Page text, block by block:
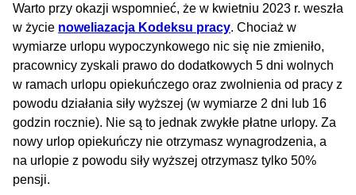
Warto przy okazji wspomnieć, że w kwietniu 2023 r. weszła
w życie noweliazacja Kodeksu pracy. Chociaż w
wymiarze urlopu wypoczynkowego nic się nie zmieniło,
pracownicy zyskali prawo do dodatkowych 5 dni wolnych
w ramach urlopu opiekuńczego oraz zwolnienia od pracy z
powodu działania siły wyższej (w wymiarze 2 dni lub 16
godzin rocznie). Nie są to jednak zwykłe płatne urlopy. Za
nowy urlop opiekuńczy nie otrzymasz wynagrodzenia, a
na urlopie z powodu siły wyższej otrzymasz tylko 50%
pensji.